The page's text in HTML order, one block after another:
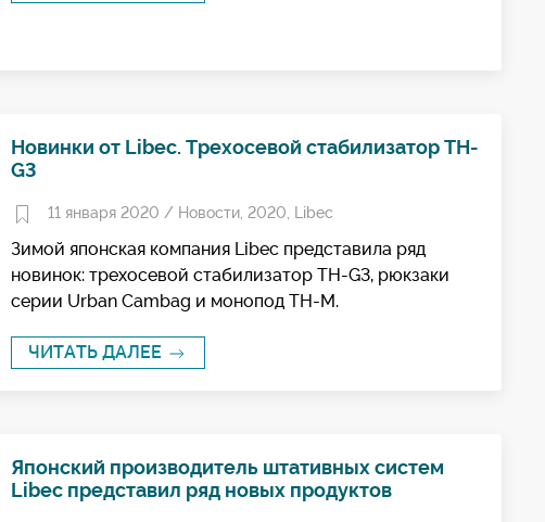
Новинки от Libec. Трехосевой стабилизатор TH-
G3
11 января 2020 / Новости, 2020, Libec
Зимой японская компания Libec представила ряд
новинок: трехосевой стабилизатор TH-G3, рюкзаки
серии Urban Cambag и монопод TH-M.
ЧИТАТЬ ДАЛЕЕ
Японский производитель штативных систем
Libec представил ряд новых продуктов